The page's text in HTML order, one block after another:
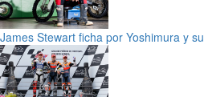
James Stewart ficha por Yoshimura y